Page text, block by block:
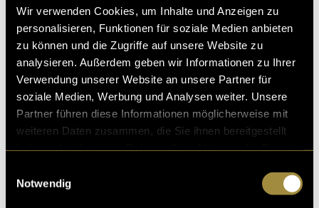
Wir verwenden Cookies, um Inhalte und Anzeigen zu
personalisieren, Funktionen für soziale Medien anbieten
zu können und die Zugriffe auf unsere Website zu
analysieren. Außerdem geben wir Informationen zu Ihrer
Verwendung unserer Website an unsere Partner für
soziale Medien, Werbung und Analysen weiter. Unsere
Partner führen diese Informationen möglicherweise mit
weiteren Daten zusammen, die Sie ihnen bereitgestellt
Notwendig
wieder mit Kamera unterwegs, habe Content
produziert und sprach mit Personen auf dem Zeltplatz
und auf dem Festivalgelände.
Die entspannte Stimmung auf dem Hausberg von
Zofingen, der faszinierende Zeltplatz und das
vielfältige Line-up machten das letzte Festival des
Sommers zu einem besonders schönen Abschluss.